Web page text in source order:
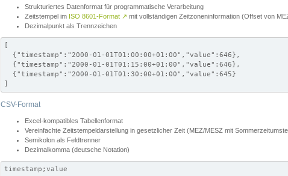
Strukturiertes Datenformat für programmatische Verarbeitung
Zeitstempel im ISO 8601-Format ↗ mit vollständigen Zeitzoneninformation (Offset von
Dezimalpunkt als Trennzeichen
[
  {"timestamp":"2000-01-01T01:00:00+01:00","value":646},
  {"timestamp":"2000-01-01T01:15:00+01:00","value":646},
  {"timestamp":"2000-01-01T01:30:00+01:00","value":645}
]
CSV-Format
Excel-kompatibles Tabellenformat
Vereinfachte Zeitstempeldarstellung in gesetzlicher Zeit (MEZ/MESZ mit
Semikolon als Feldtrenner
Dezimalkomma (deutsche Notation)
timestamp;value